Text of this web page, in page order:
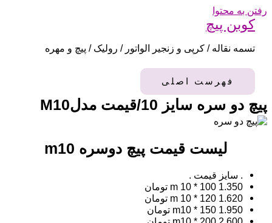
رفتن به محتوا
کوبن پیچ
تسمه نقاله / کرپی و زنجیر الواتور / رولیک / پیچ و مهره
فهرست اصلی
پیچ دو سره سایز 10/قیمت مدلM10
لیست قیمت پیچ دوسره m10
. سایز قیمت .
m 10 * 100 1.350 تومان
m 10 * 120 1.620 تومان
m10 * 150 1.950 تومان